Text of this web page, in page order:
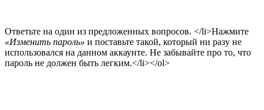
Ответьте на один из предложенных вопросов. </li>Нажмите
«Изменить пароль» и поставьте такой, который ни разу не
использовался на данном аккаунте. Не забывайте про то, что
пароль не должен быть легким.</li></ol>